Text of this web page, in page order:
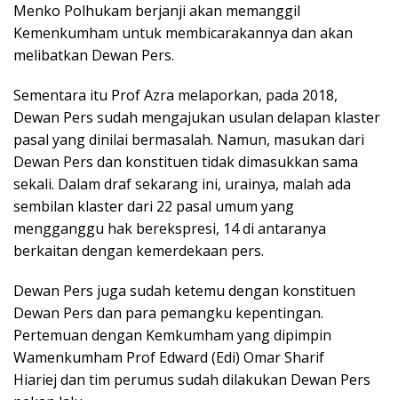
Menko Polhukam berjanji akan memanggil
Kemenkumham untuk membicarakannya dan akan
melibatkan Dewan Pers.
Sementara itu Prof Azra melaporkan, pada 2018,
Dewan Pers sudah mengajukan usulan delapan klaster
pasal yang dinilai bermasalah. Namun, masukan dari
Dewan Pers dan konstituen tidak dimasukkan sama
sekali. Dalam draf sekarang ini, urainya, malah ada
sembilan klaster dari 22 pasal umum yang
mengganggu hak berekspresi, 14 di antaranya
berkaitan dengan kemerdekaan pers.
Dewan Pers juga sudah ketemu dengan konstituen
Dewan Pers dan para pemangku kepentingan.
Pertemuan dengan Kemkumham yang dipimpin
Wamenkumham Prof Edward (Edi) Omar Sharif
Hiariej dan tim perumus sudah dilakukan Dewan Pers